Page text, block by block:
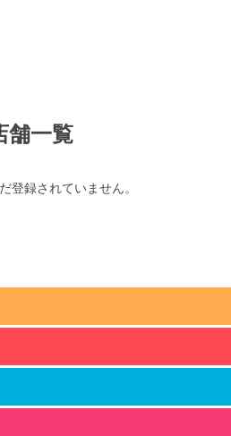
舗一覧
登録されていません。